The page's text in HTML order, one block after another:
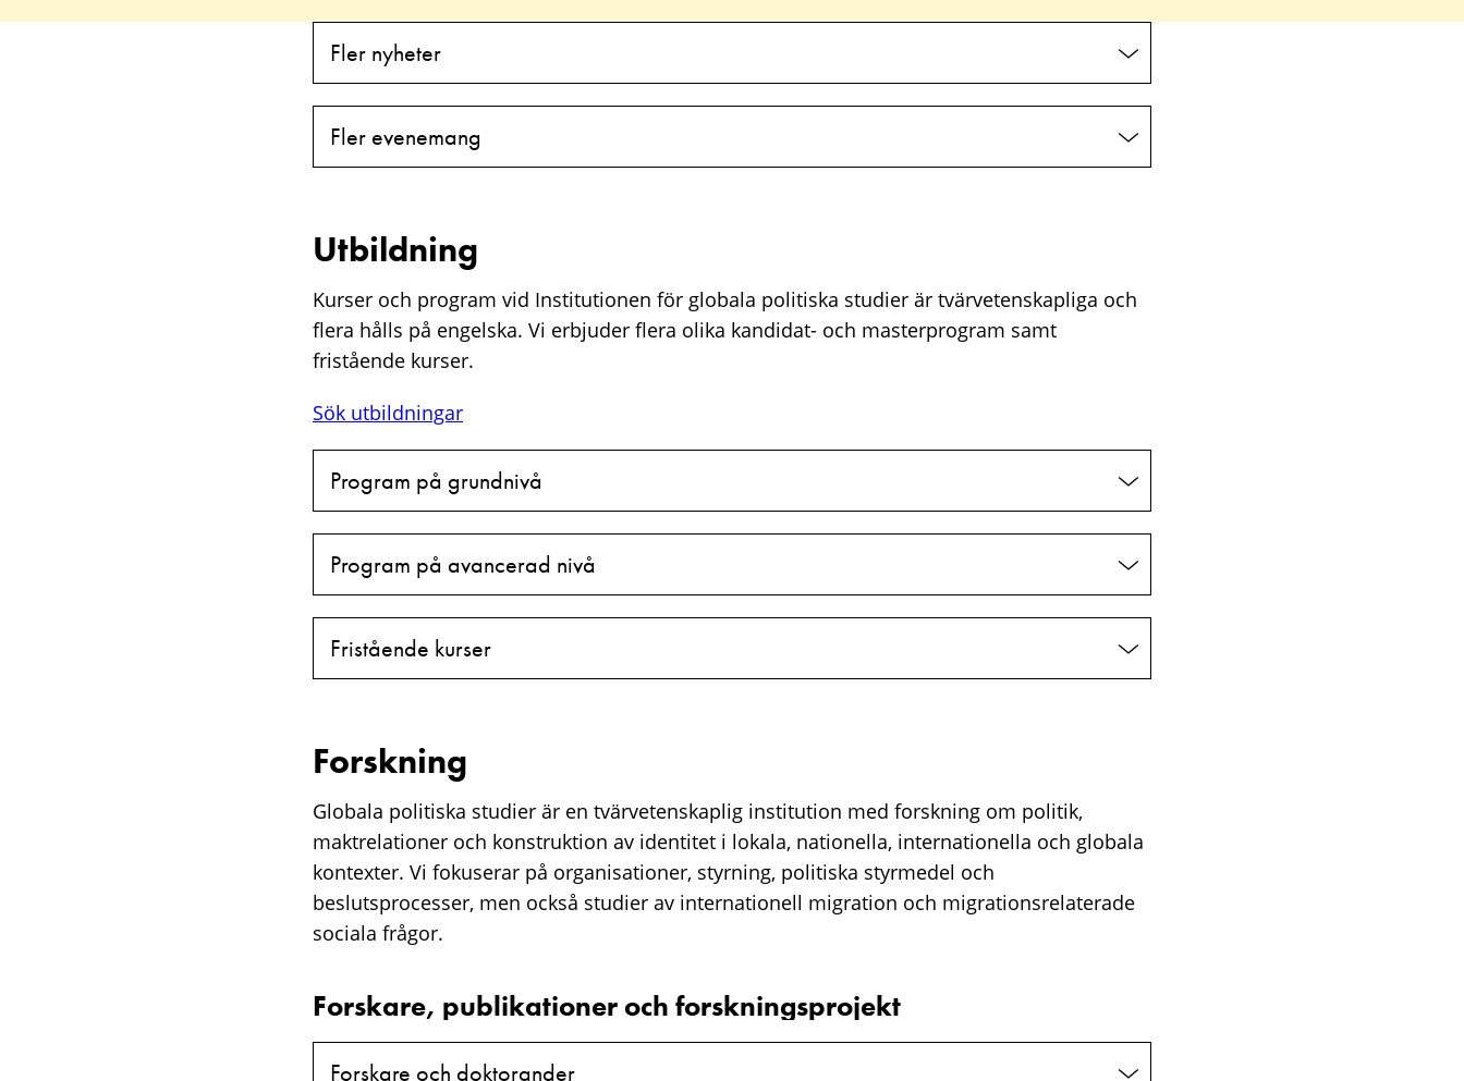
Fler nyheter
Fler evenemang
Utbildning
Kurser och program vid Institutionen för globala politiska studier är tvärvetenskapliga och
flera hålls på engelska. Vi erbjuder flera olika kandidat- och masterprogram samt
fristående kurser.
Sök utbildningar
Program på grundnivå
Program på avancerad nivå
Fristående kurser
Forskning
Globala politiska studier är en tvärvetenskaplig institution med forskning om politik,
maktrelationer och konstruktion av identitet i lokala, nationella, internationella och globala
kontexter. Vi fokuserar på organisationer, styrning, politiska styrmedel och
beslutsprocesser, men också studier av internationell migration och migrationsrelaterade
sociala frågor.
Forskare, publikationer och forskningsprojekt
Forskare och doktorander